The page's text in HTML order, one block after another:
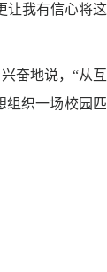
让我有信心将
奋地说，“从
组织一场校园